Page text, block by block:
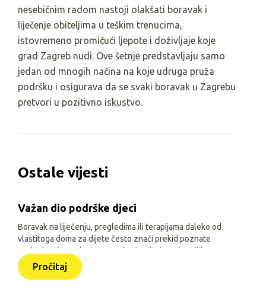
nesebičnim radom nastoji olakšati boravak i
liječenje obiteljima u teškim trenucima,
istovremeno promičući ljepote i doživljaje koje
grad Zagreb nudi. Ove šetnje predstavljaju samo
jedan od mnogih načina na koje udruga pruža
podršku i osigurava da se svaki boravak u Zagrebu
pretvori u pozitivno iskustvo.
Ostale vijesti
Važan dio podrške djeci
Boravak na liječenju, pregledima ili terapijama daleko od
vlastitoga doma za dijete često znači prekid poznate
svakodnevice, odvojenost od prijatelja i manje prilika za
igru, učenje i druženje. Zato je, uz siguran smještaj i
osnovne životne uvjete, važno djeci omogućiti sadržaje
Pročitaj